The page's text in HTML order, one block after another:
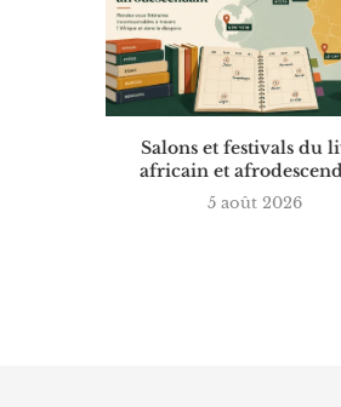
Salons et festivals du
africain et
5 août 2026